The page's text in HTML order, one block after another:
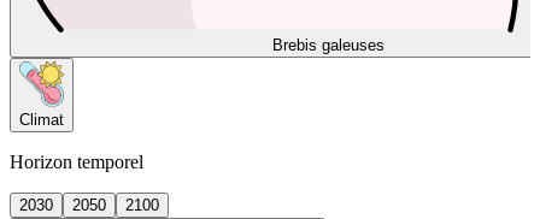
Brebis galeuses
Climat
Horizon temporel
2030 2050
2100